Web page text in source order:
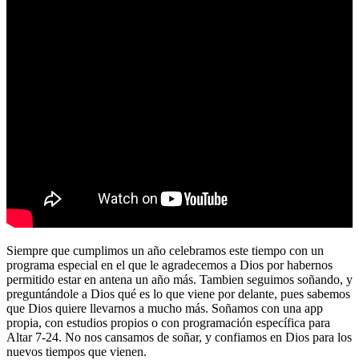
Siempre que cumplimos un año celebramos este tiempo con un
programa especial en el que le agradecemos a Dios por habernos
permitido estar en antena un año más. Tambien seguimos soñando, y
preguntándole a Dios qué es lo que viene por delante, pues sabemos
que Dios quiere llevarnos a mucho más. Soñamos con una app
propia, con estudios propios o con programación específica para
Altar 7-24. No nos cansamos de soñar, y confiamos en Dios para los
nuevos tiempos que vienen.